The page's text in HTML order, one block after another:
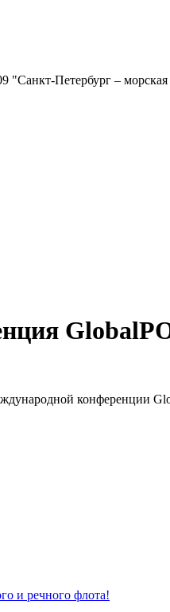
"Санкт-Петербург –
конференции
и речного флота!